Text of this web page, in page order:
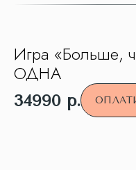
Игра «Больше,
ОДНА
34990 р.